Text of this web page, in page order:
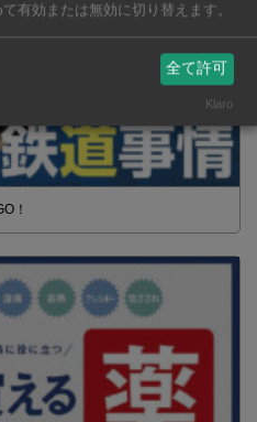
！
有効または無効に切り替えます。
全て許可
Klaro